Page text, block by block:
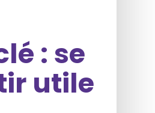
: se
utile